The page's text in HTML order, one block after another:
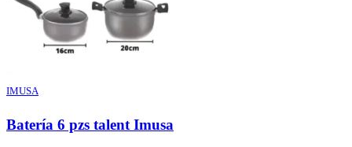
IMUSA
Batería 6 pzs talent Imusa